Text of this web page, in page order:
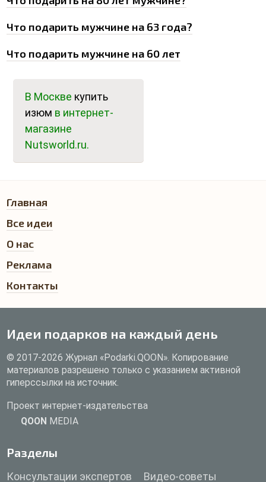
Что подарить мужчине на 63 года?
Что подарить мужчине на 60 лет
В Москве купить
изюм в интернет-
магазине
Nutsworld.ru.
Главная
Все идеи
О нас
Реклама
Контакты
Идеи подарков на каждый день
© 2017-2026 Журнал «Podarki.QOON». Копирование
материалов разрешено только с указанием активной
гиперссылки на источник.
Проект интернет-издательства
QOON MEDIA
Разделы
Консультации экспертов Видео-советы